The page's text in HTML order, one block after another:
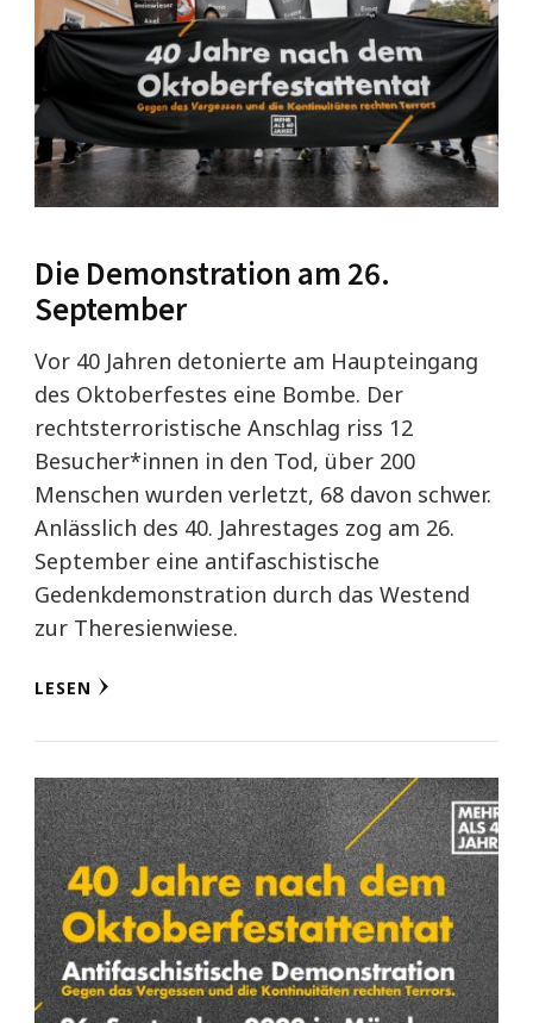
Die Demonstration am 26.
September
Vor 40 Jahren detonierte am Haupteingang
des Oktoberfestes eine Bombe. Der
rechtsterroristische Anschlag riss 12
Besucher*innen in den Tod, über 200
Menschen wurden verletzt, 68 davon schwer.
Anlässlich des 40. Jahrestages zog am 26.
September eine antifaschistische
Gedenkdemonstration durch das Westend
zur Theresienwiese.
LESEN